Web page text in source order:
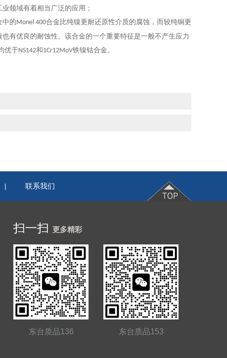
领域有着相当广泛的应用；
中的Monel 400合金比纯镍更耐还原性介质的腐蚀，而较纯铜 更
也有优 良的耐蚀性。该合金的一个重要特征是一般不产生应力
优于NS142和 1Cr12MoV铁镍钴合金。
| 联系我们
扫一扫 更多精彩
东台质品136 东台质品153